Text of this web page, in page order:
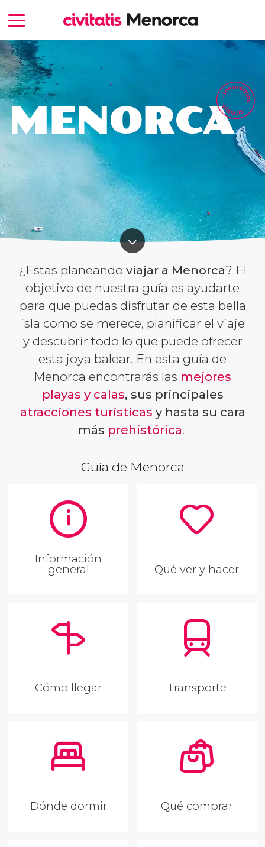
MENORCA
¿Estas planeando viajar a Menorca? El
objetivo de nuestra guía es ayudarte
para que puedas disfrutar de esta bella
isla como se merece, planificar el viaje
y descubrir todo lo que puede ofrecer
esta joya balear. En esta guía de
Menorca encontrarás las mejores
playas y calas, sus principales
atracciones turísticas y hasta su cara
más prehistórica.
Guía de Menorca
Información
general Qué ver y hacer
Cómo llegar Transporte
Dónde dormir Qué comprar